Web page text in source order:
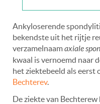
Ankyloserende
bekendste uit het rijtje
verzamelnaamaxiale
kwaal is vernoemd naar
het ziektebeeld als eerst
Bechterev.
De ziekte van